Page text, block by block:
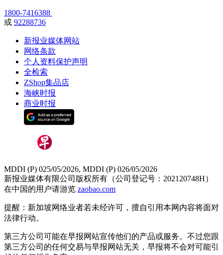
1800-7416388
或 92288736
新报业媒体网站
网络条款
个人资料保护声明
全检索
ZShop集品店
海峡时报
商业时报
MDDI (P) 025/05/2026, MDDI (P) 026/05/2026
新报业媒体有限公司版权所有（公司登记号：202120748H）
在中国的用户请游览 zaobao.com
提醒：新加坡网络业者若未经许可，擅自引用本网内容将面对
法律行动。
第三方公司可能在早报网站宣传他们的产品或服务。不过您跟
第三方公司的任何交易与早报网站无关，早报将不会对可能引